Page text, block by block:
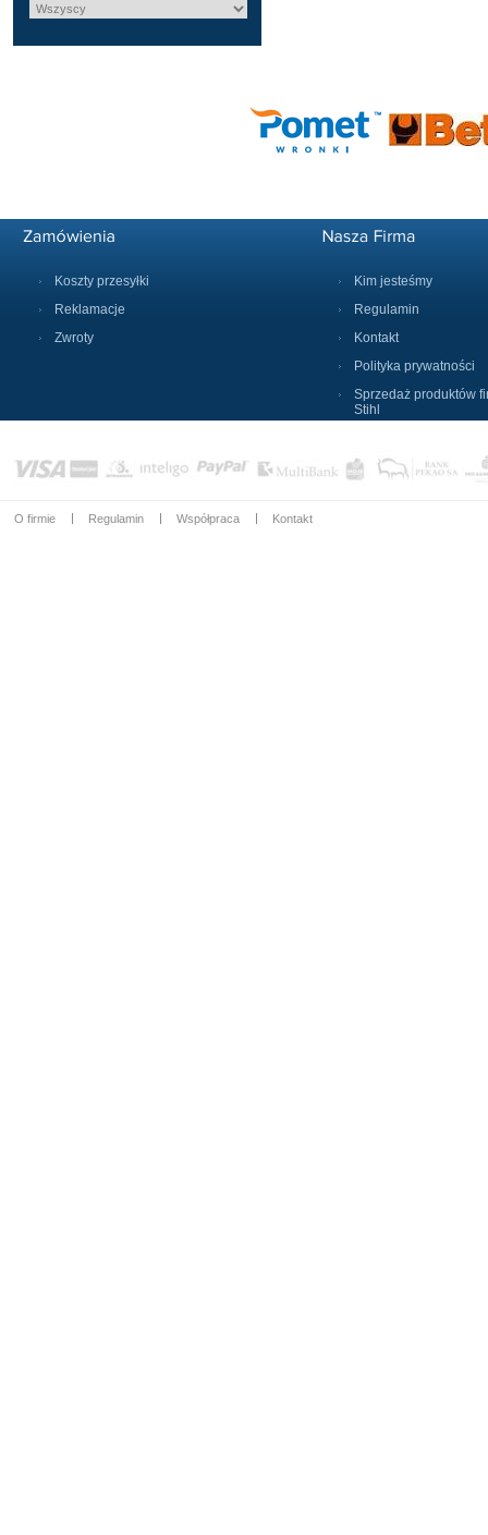
Koszty przesyłki
Reklamacje
Zwroty
Kim jesteśmy
Regulamin
Kontakt
Polityka prywatności
Sprzedaż produktów
Stihl
O firmie Regulamin Współpraca Kontakt